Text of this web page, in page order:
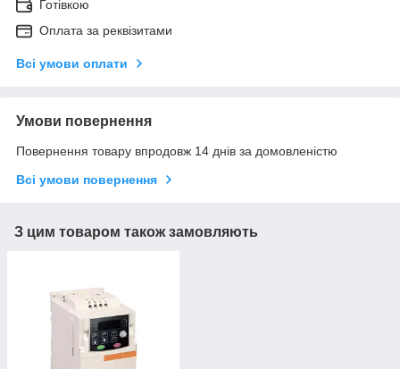
Готівкою
Оплата за реквізитами
Всі умови оплати
Умови повернення
Повернення товару впродовж 14 днів за домовленістю
Всі умови повернення
З цим товаром також замовляють